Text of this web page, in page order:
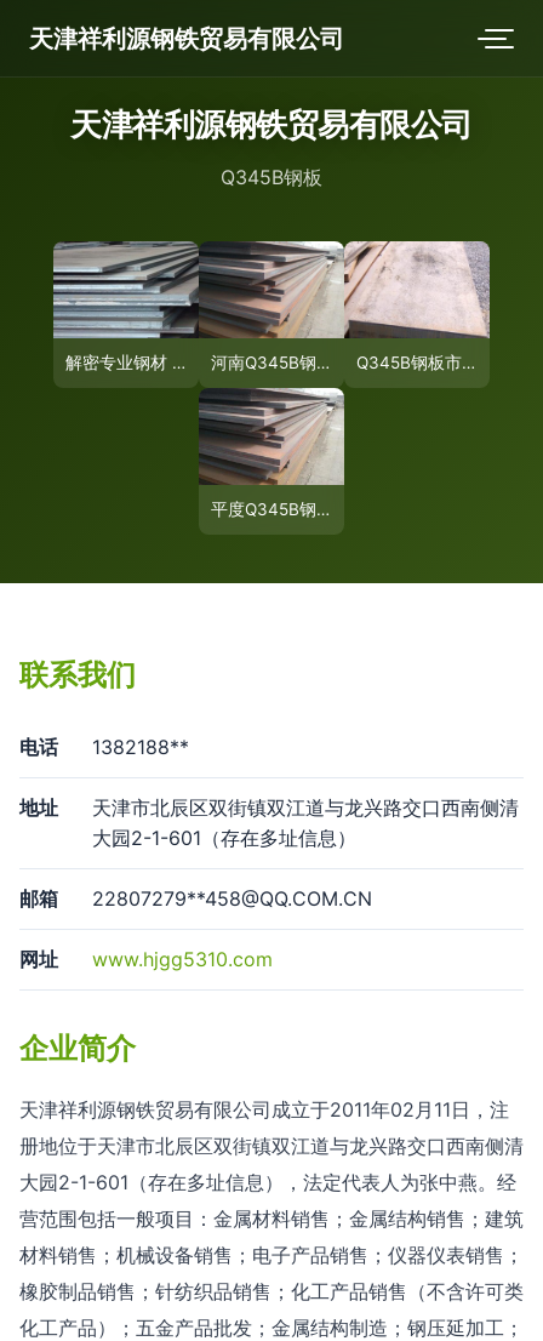
天津祥利源钢铁贸易有限公司
天津祥利源钢铁贸易有限公司
Q345B钢板
解密专业钢材 520JJ、Q345B与65Mn钢板的特性与应用 河南Q345B钢板价格及选购指南 电询专业厂家，精准报价及时送达 Q345B钢板市场价格解析 70mm厚板报价与选购指南
平度Q345B钢板价格详解及选购指南
联系我们
电话 1382188**
地址
天津市北辰区双街镇双江道与龙兴路交口西南侧清
大园2-1-601（存在多址信息）
邮箱 22807279**458@QQ.COM.CN
网址 www.hjgg5310.com
企业简介
天津祥利源钢铁贸易有限公司成立于2011年02月11日，注
册地位于天津市北辰区双街镇双江道与龙兴路交口西南侧清
大园2-1-601（存在多址信息），法定代表人为张中燕。经
营范围包括一般项目：金属材料销售；金属结构销售；建筑
材料销售；机械设备销售；电子产品销售；仪器仪表销售；
橡胶制品销售；针纺织品销售；化工产品销售（不含许可类
化工产品）；五金产品批发；金属结构制造；钢压延加工；